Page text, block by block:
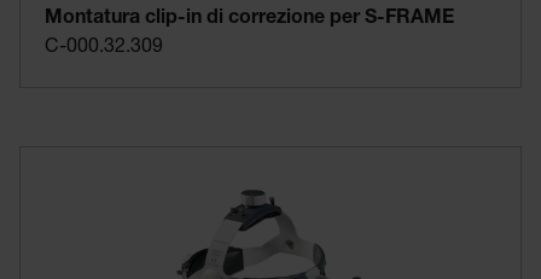
Montatura clip-in di correzione per S-FRAME
C-000.32.309